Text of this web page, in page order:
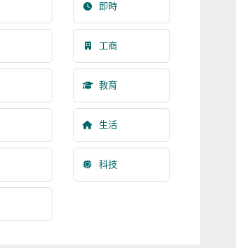
即時
工商
教育
生活
科技